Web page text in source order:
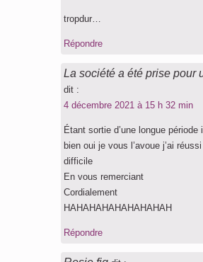
tropdur…
Répondre
La société a été prise pour
dit :
4 décembre 2021 à 15 h 32 min
Étant sortie d’une longue
bien oui je vous l’avoue j’ai
difficile
En vous remerciant
Cordialement
HAHAHAHAHAHAHAHAH
Répondre